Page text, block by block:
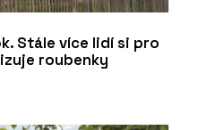
Stále více lidí si pro
roubenky